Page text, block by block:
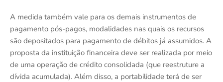
A medida também vale para os demais instrumentos de
pagamento pós-pagos, modalidades nas quais os recursos
são depositados para pagamento de débitos já assumidos. A
proposta da instituição financeira deve ser realizada por meio
de uma operação de crédito consolidada (que reestruture a
dívida acumulada). Além disso, a portabilidade terá de ser